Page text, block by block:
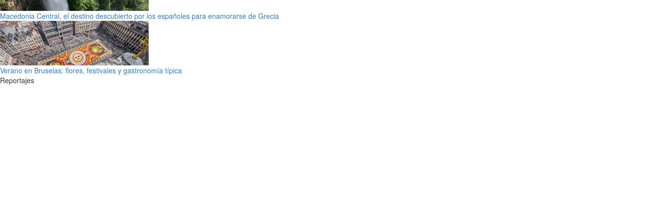
Macedonia Central, el destino descubierto por los españoles para enamorarse de Grecia
Verano en Bruselas: flores, festivales y gastronomía típica
Reportajes